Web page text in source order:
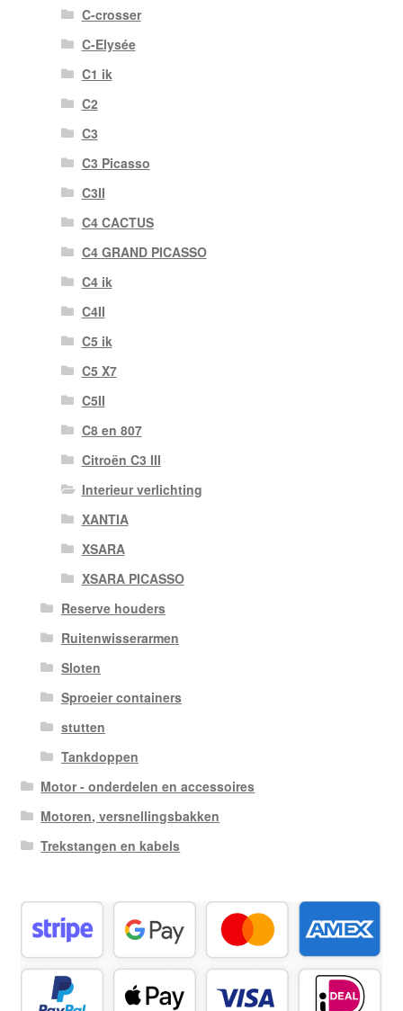
C-crosser
C-Elysée
C1 ik
C2
C3
C3 Picasso
C3II
C4 CACTUS
C4 GRAND PICASSO
C4 ik
C4II
C5 ik
C5 X7
C5II
C8 en 807
Citroën C3 III
Interieur verlichting
XANTIA
XSARA
XSARA PICASSO
Reserve houders
Ruitenwisserarmen
Sloten
Sproeier containers
stutten
Tankdoppen
Motor - onderdelen en accessoires
Motoren, versnellingsbakken
Trekstangen en kabels